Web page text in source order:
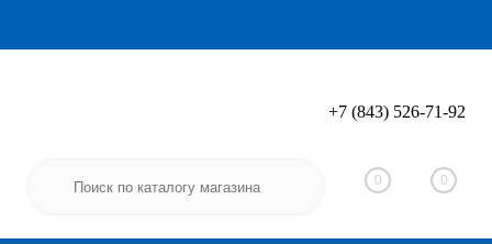
Вход Регистрация
+7 (843) 526-71-92
0 0